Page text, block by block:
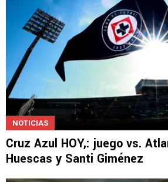
NOTICIAS
Cruz Azul HOY,: juego vs.
Huescas y Santi Giménez